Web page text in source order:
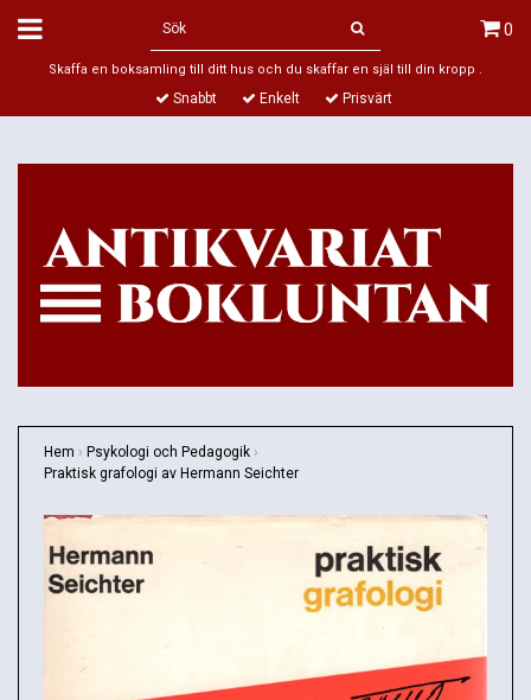
0
Skaffa en boksamling till ditt hus och du skaffar en själ till din kropp .
Snabbt Enkelt Prisvärt
Hem › Psykologi och Pedagogik ›
Praktisk grafologi av Hermann Seichter